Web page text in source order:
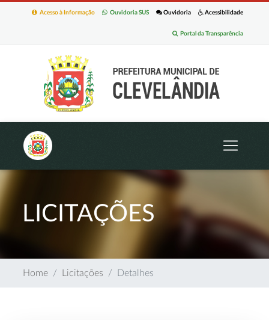
Acessibilidade
Ouvidoria
Ouvidoria SUS
Acesso à Informação
Portal da Transparência
LICITAÇÕES
Home Licitações Detalhes